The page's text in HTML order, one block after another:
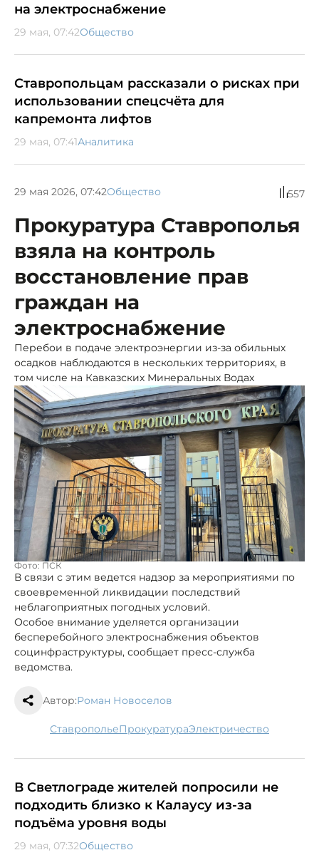
на электроснабжение
29 мая, 07:42Общество
Ставропольцам рассказали о рисках при
использовании спецсчёта для
капремонта лифтов
29 мая, 07:41Аналитика
29 мая 2026, 07:42Общество 557
Прокуратура Ставрополья
взяла на контроль
восстановление прав
граждан на
электроснабжение
Перебои в подаче электроэнергии из-за обильных
осадков наблюдаются в нескольких территориях, в
том числе на Кавказских Минеральных Водах
Фото: ПСК
В связи с этим ведется надзор за мероприятиями по
своевременной ликвидации последствий
неблагоприятных погодных условий.
Особое внимание уделяется организации
бесперебойного электроснабжения объектов
социнфраструктуры, сообщает пресс-служба
ведомства.
Автор:Роман Новоселов
Ставрополье прокуратура электричество
В Светлограде жителей попросили не
подходить близко к Калаусу из-за
подъёма уровня воды
29 мая, 07:32Общество